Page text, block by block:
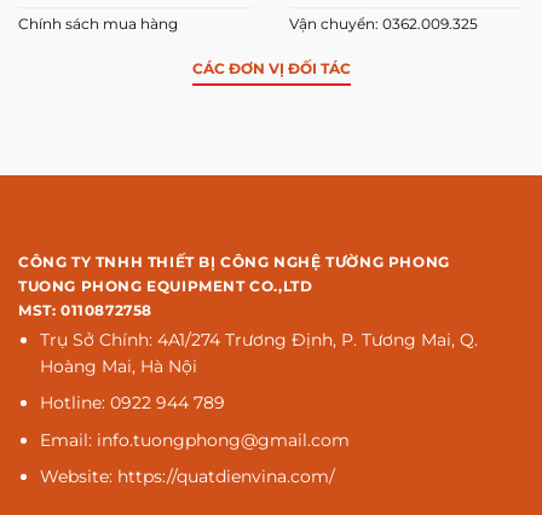
Chính sách mua hàng
Vận chuyển: 0362.009.325
CÁC ĐƠN VỊ ĐỐI TÁC
CÔNG TY TNHH THIẾT BỊ CÔNG NGHỆ TƯỜNG PHONG
TUONG PHONG EQUIPMENT CO.,LTD
MST: 0110872758
Trụ Sở Chính: 4A1/274 Trương Định, P. Tương Mai, Q.
Hoàng Mai, Hà Nội
Hotline: 0922 944 789
Email: info.tuongphong@gmail.com
Website: https://quatdienvina.com/